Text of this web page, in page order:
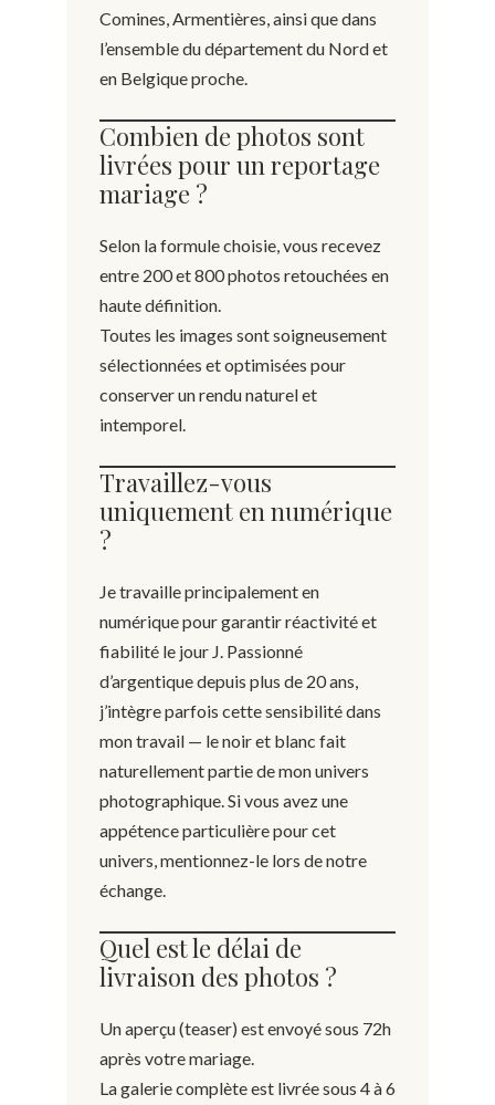
Comines, Armentières, ainsi que dans
l’ensemble du département du Nord et
en Belgique proche.
Combien de photos sont
livrées pour un reportage
mariage ?
Selon la formule choisie, vous recevez
entre 200 et 800 photos retouchées en
haute définition.
Toutes les images sont soigneusement
sélectionnées et optimisées pour
conserver un rendu naturel et
intemporel.
Travaillez-vous
uniquement en numérique
?
Je travaille principalement en
numérique pour garantir réactivité et
fiabilité le jour J. Passionné
d’argentique depuis plus de 20 ans,
j’intègre parfois cette sensibilité dans
mon travail — le noir et blanc fait
naturellement partie de mon univers
photographique. Si vous avez une
appétence particulière pour cet
univers, mentionnez-le lors de notre
échange.
Quel est le délai de
livraison des photos ?
Un aperçu (teaser) est envoyé sous 72h
après votre mariage.
La galerie complète est livrée sous 4 à 6